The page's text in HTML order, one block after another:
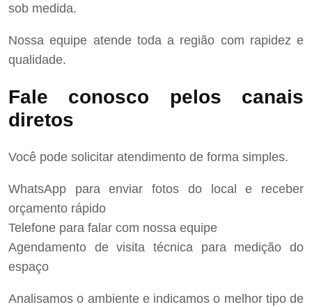
sob medida.
Nossa equipe atende toda a região com rapidez e
qualidade.
Fale conosco pelos canais
diretos
Você pode solicitar atendimento de forma simples.
WhatsApp para enviar fotos do local e receber
orçamento rápido
Telefone para falar com nossa equipe
Agendamento de visita técnica para medição do
espaço
Analisamos o ambiente e indicamos o melhor tipo de